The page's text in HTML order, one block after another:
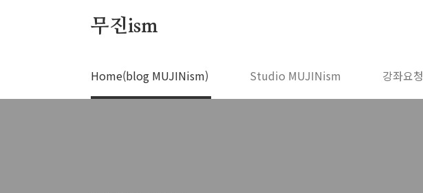
무진ism
Home(blog MUJINism) Studio MUJINism 강좌요청